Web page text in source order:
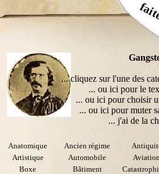
... cliquez sur l'une des
... ou ici pour le
... ou ici pour choisir
... ou ici pour muter
... j'ai de la
Anatomique Ancien régime
Artistique
Automobile
Boxe
Bâtiment